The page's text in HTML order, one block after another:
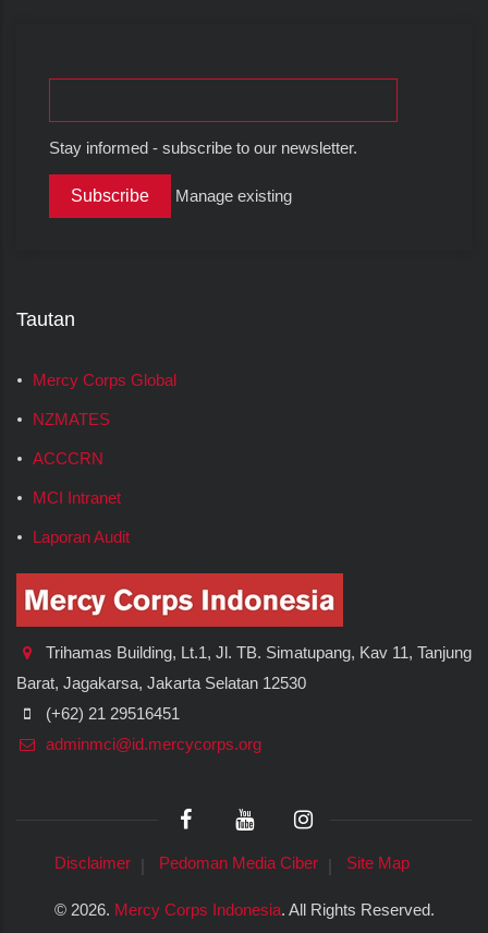
Stay informed - subscribe to our newsletter.
Manage existing
Tautan
Mercy Corps Global
NZMATES
ACCCRN
MCI Intranet
Laporan Audit
Trihamas Building, Lt.1, Jl. TB. Simatupang, Kav 11, Tanjung
Barat, Jagakarsa, Jakarta Selatan 12530
(+62) 21 29516451
adminmci@id.mercycorps.org
Disclaimer Pedoman Media Ciber Site Map
© 2026. Mercy Corps Indonesia. All Rights Reserved.